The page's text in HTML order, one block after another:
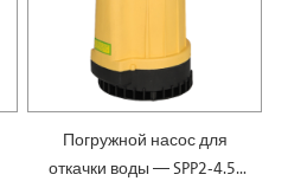
Погружной насос для
откачки воды — SPP2-4.5-